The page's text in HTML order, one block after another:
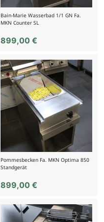
Bain-Marie Wasserbad 1/1 GN Fa.
MKN Counter SL
899,00€
Pommesbecken Fa. MKN Optima 850
Standgerät
899,00€